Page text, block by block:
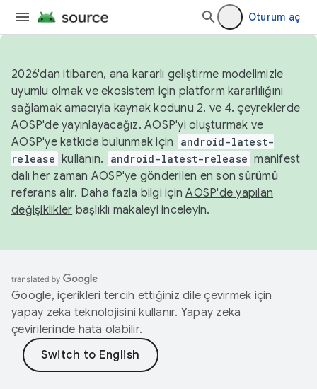
Oturum aç
2026'dan itibaren, ana kararlı geliştirme modelimizle
uyumlu olmak ve ekosistem için platform kararlılığını
sağlamak amacıyla kaynak kodunu 2. ve 4. çeyreklerde
AOSP'de yayınlayacağız. AOSP'yi oluşturmak ve
AOSP'ye katkıda bulunmak için
android-latest-
release kullanın. android-latest-release manifest
dalı her zaman AOSP'ye gönderilen en son sürümü
referans alır. Daha fazla bilgi içinAOSP'de yapılan
değişiklikler başlıklı makaleyi inceleyin.
Google, içerikleri tercih ettiğiniz dile çevirmek için
yapay zeka teknolojisini kullanır. Yapay zeka
çevirilerinde hata olabilir.